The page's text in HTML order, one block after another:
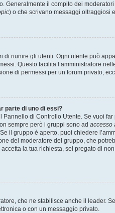
Generalmente il compito dei
) o che scrivano messaggi oltraggiosi
di riunire gli utenti. Ogni utente può
Questo facilita l’amministratore
di permessi per un forum privato,
parte di uno di essi?
Pannello di Controllo Utente. Se vuoi
sempre però i gruppi sono ad accesso
il gruppo è aperto, puoi chiedere
del moderatore del gruppo, che
la tua richiesta, sei pregato di
che ne stabilisce anche il leader.
o con un messaggio privato.